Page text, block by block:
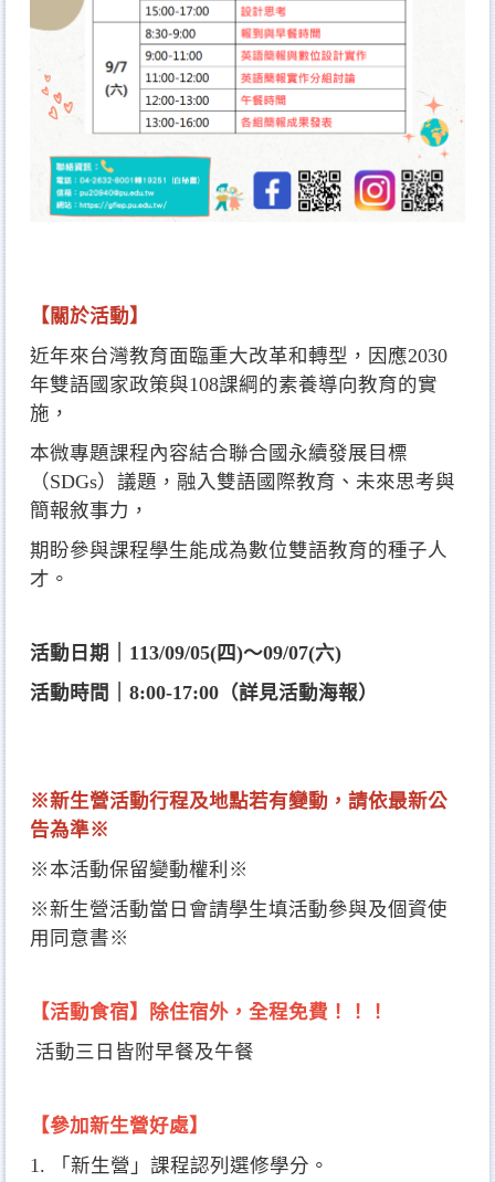
【關於活動】
近年來台灣教育面臨重大改革和轉型，因應2030
年雙語國家政策與108課綱的素養導向教育的實
施，
本微專題課程內容結合聯合國永續發展目標
（SDGs）議題，融入雙語國際教育、未來思考與
簡報敘事力，
期盼參與課程學生能成為數位雙語教育的種子人
才。
活動日期｜113/09/05(四)～09/07(六)
活動時間｜8:00-17:00（詳見活動海報）
※新生營活動行程及地點若有變動，請依最新公
告為準※
※本活動保留變動權利※
※新生營活動當日會請學生填活動參與及個資使
用同意書※
【活動食宿】除住宿外，全程免費！！！
活動三日皆附早餐及午餐
【參加新生營好處】
1. 「新生營」課程認列選修學分。